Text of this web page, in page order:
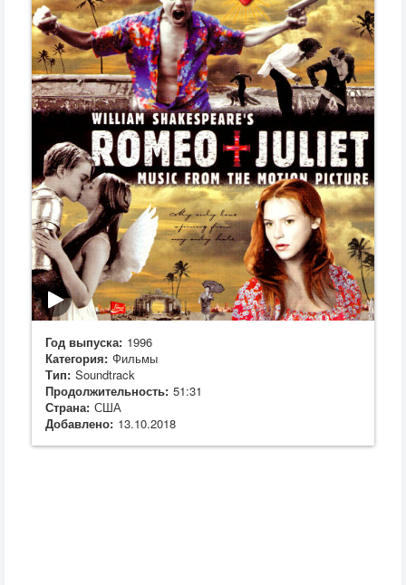
Год выпуска: 1996
Категория: Фильмы
Тип: Soundtrack
Продолжительность: 51:31
Страна: США
Добавлено: 13.10.2018